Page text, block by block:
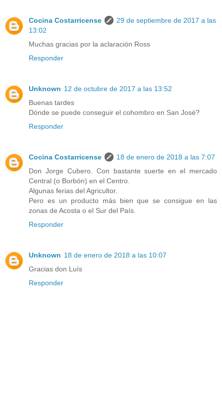
Cocina Costarricense
29 de septiembre de 2017 a las
13:02
Muchas gracias por la aclaración Ross
Responder
Unknown 12 de octubre de 2017 a las 13:52
Buenas tardes
Dónde se puede conseguir el cohombro en San José?
Responder
Cocina Costarricense
18 de enero de 2018 a las 7:07
Don Jorge Cubero. Con bastante suerte en el mercado
Central (o Borbón) en el Centro.
Algunas ferias del Agricultor.
Pero es un producto más bien que se consigue en las
zonas de Acosta o el Sur del País.
Responder
Unknown 18 de enero de 2018 a las 10:07
Gracias don Luís
Responder